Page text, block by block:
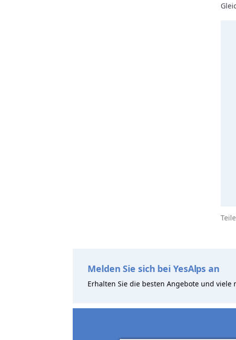
Melden Sie sich bei YesAlps an
Erhalten Sie die besten Angebote und